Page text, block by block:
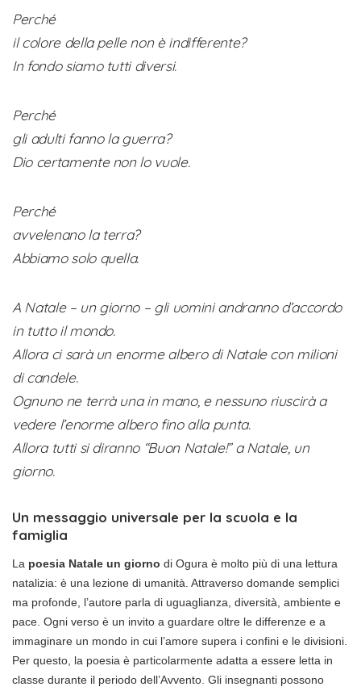
Perché
il colore della pelle non è indifferente?
In fondo siamo tutti diversi.
Perché
gli adulti fanno la guerra?
Dio certamente non lo vuole.
Perché
avvelenano la terra?
Abbiamo solo quella.
A Natale – un giorno – gli uomini andranno d’accordo
in tutto il mondo.
Allora ci sarà un enorme albero di Natale con milioni
di candele.
Ognuno ne terrà una in mano, e nessuno riuscirà a
vedere l’enorme albero fino alla punta.
Allora tutti si diranno “Buon Natale!” a Natale, un
giorno.
Un messaggio universale per la scuola e la
famiglia
La poesia Natale un giorno di Ogura è molto più di una lettura
natalizia: è una lezione di umanità. Attraverso domande semplici
ma profonde, l’autore parla di uguaglianza, diversità, ambiente e
pace. Ogni verso è un invito a guardare oltre le differenze e a
immaginare un mondo in cui l’amore supera i confini e le divisioni.
Per questo, la poesia è particolarmente adatta a essere letta in
classe durante il periodo dell’Avvento. Gli insegnanti possono